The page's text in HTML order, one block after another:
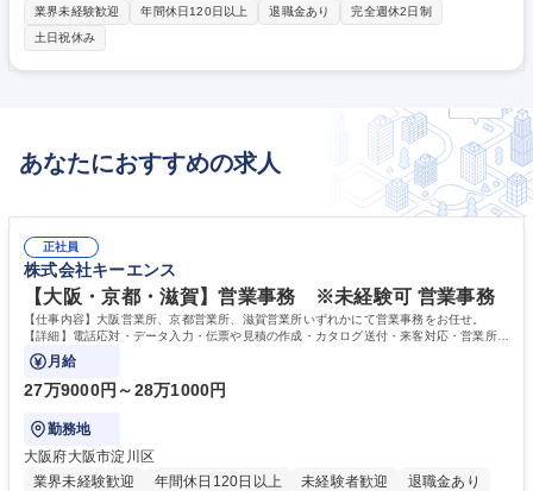
会社経理の管理/指導をお任せします。 スキルによっては管理職採用の可
能性もございます。 【当社について(売上構成；舶用機関約80％/陸用機関
約15％/その他約5％)】コンテナ船、タンカーやフェリーの動力源、ビ
ル、病院や飛行場の非常用発電の動力源、離島や工場の常用発電・コージ
ています。国内トップクラスの舶用ディーゼルエンジン・オリジナルメー
カーとして、耐性・環境対応・低騒音低振動などを携えた高性能エンジン
を製造しています。 募集職種 【大阪本社】経理 /スタンダード上場/WEB
面接可 ※経理‐1
業界未経験歓迎 年間休日120日以上 退職金あり
完全週休2日制
土日祝休み
あなたにおすすめの求人
正社員
株式会社キーエンス
【大阪・京都・滋賀】営業事務 ※未経験可 営業事務
【仕事内容】大阪営業所、京都営業所、滋賀営業所いずれかにて営業事務をお任せ。
【詳細】電話応対・データ入力・伝票や見積の作成・カタログ送付・来客対応・営業所内
で発生する事務業務や業務改善をお任せ。
月給
27万9000円～28万1000円
勤務地
大阪府大阪市淀川区
業界未経験歓迎
年間休日120日以上 未経験者歓迎
退職金あり